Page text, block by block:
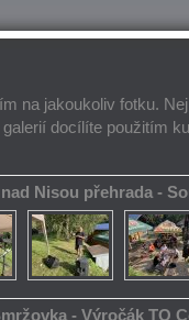
na jakoukoliv fotku.
docílíte použitím
nad Nisou přehrada -
- Výročák TO